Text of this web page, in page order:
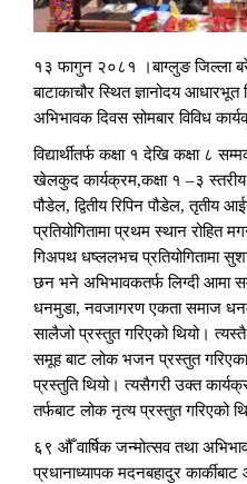
१३ फागुन २०८१ ।बाग्लुङ जिल्ला
बाटाकाचौर स्थित ज्ञानोदय
अभिभावक दिवस सोमबार विविध
विद्यार्थीतर्फ कक्षा १ देखि कक्षा ८
खेलकुद कार्यक्रम,कक्षा १ –३ स्तरीय
पौडेल, द्वितीय रिपिन पौडेल, तृतीय
प्रतियोगितामा प्रथम स्थान रोहित
गिअपथ धष्ललभच प्रतियोगितामा
छन भने अभिभावकतर्फ लिग्दी आमा
धनमुडा, नवजागरण एकता समाज
सालैजो प्रस्तुत गरिएको थियो।
समूह बाट लोक भजन प्रस्तुत
प्रस्तुति थियो। त्यसैगरी उक्त
तर्फबाट लोक नृत्य प्रस्तुत गरिएको
६९ औँ वार्षिक जन्मोत्सव तथा
प्रधानाध्यापक मदनबहादुर